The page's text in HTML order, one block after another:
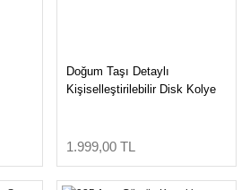
Doğum Taşı Detaylı
Kişiselleştirilebilir Disk Kolye
1.999,00 TL